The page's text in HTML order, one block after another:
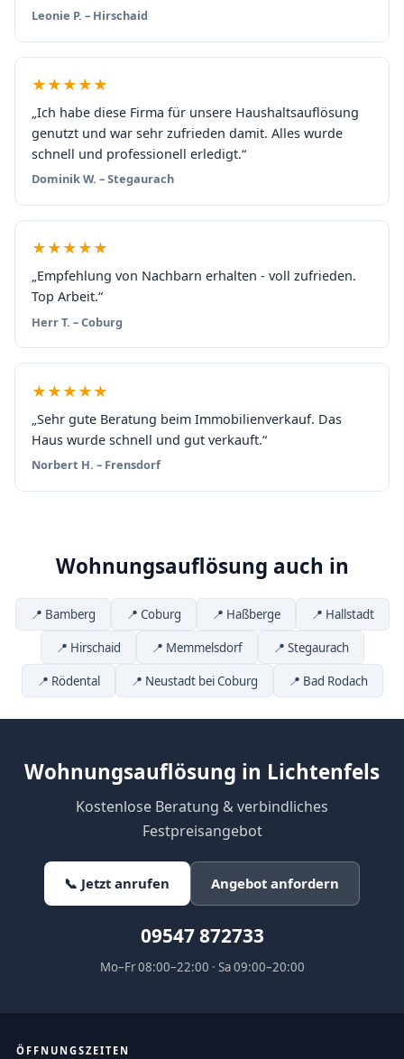
Leonie P. – Hirschaid
★★★★★
„Ich habe diese Firma für unsere Haushaltsauflösung
genutzt und war sehr zufrieden damit. Alles wurde
schnell und professionell erledigt.“
Dominik W. – Stegaurach
★★★★★
„Empfehlung von Nachbarn erhalten - voll zufrieden.
Top Arbeit.“
Herr T. – Coburg
★★★★★
„Sehr gute Beratung beim Immobilienverkauf. Das
Haus wurde schnell und gut verkauft.“
Norbert H. – Frensdorf
Wohnungsauflösung auch in
📍 Bamberg 📍 Coburg 📍 Haßberge 📍 Hallstadt
📍 Hirschaid 📍 Memmelsdorf 📍 Stegaurach
📍 Rödental 📍 Neustadt bei Coburg 📍 Bad Rodach
Wohnungsauflösung in Lichtenfels
Kostenlose Beratung & verbindliches
Festpreisangebot
📞 Jetzt anrufen Angebot anfordern
09547 872733
Mo–Fr 08:00–22:00 · Sa 09:00–20:00
ÖFFNUNGSZEITEN